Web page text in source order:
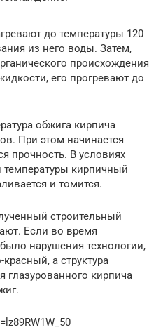
до температуры 120
из него воды. Затем,
происхождения
его прогревают до
обжига кирпича
При этом начинается
прочность. В условиях
кирпичный
и томится.
строительный
Если во время
нарушения технологии,
а структура
глазурованного кирпича